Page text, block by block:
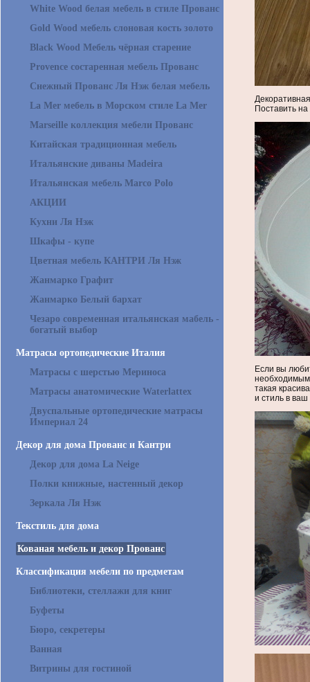
White Wood белая мебель в стиле Прованс
Gold Wood мебель слоновая кость золото
Black Wood Мебель чёрная старение
Provence состаренная мебель Прованс
Снежный Прованс Ля Нэж белая мебель
La Mer мебель в Морском стиле La Mer
Marseille коллекция мебели Прованс
Китайская традиционная мебель
Итальянские диваны Madeira
Итальянская мебель Marco Polo
АКЦИИ
Кухни Ля Нэж
Шкафы - купе
Цветная мебель КАНТРИ Ля Нэж
Жанмарко Графит
Жанмарко Белый бархат
Чезаро современная итальянская мабель -
богатый выбор
Матрасы ортопедические Италия
Матрасы с шерстью Мериноса
Матрасы анатомические Waterlattex
Двуспальные ортопедические матрасы
Империал 24
Декор для дома Прованс и Кантри
Декор для дома La Neige
Полки книжные, настенный декор
Зеркала Ля Нэж
Текстиль для дома
Кованая мебель и декор Прованс
Классификация мебели по предметам
Библиотеки, стеллажи для книг
Буфеты
Бюро, секретеры
Ванная
Витрины для гостиной
Поставить
Если вы
необходимым
такая
и стиль в